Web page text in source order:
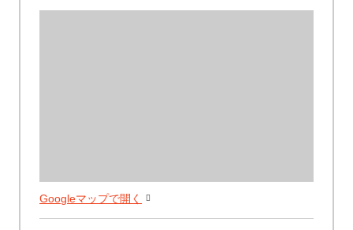
Googleマップで開く